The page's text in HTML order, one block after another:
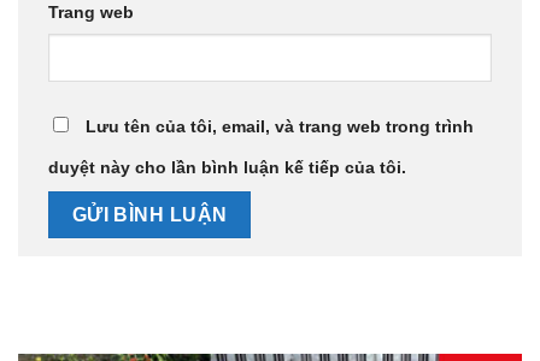
Trang web
Lưu tên của tôi, email, và trang web trong trình
duyệt này cho lần bình luận kế tiếp của tôi.